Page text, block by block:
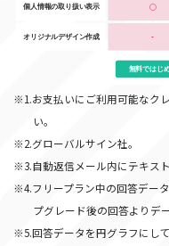
個人情報の取り扱い表示 ◯
オリジナルデザイン作成 -
無料ではじ
※1.お支払いにご利用可能なク
い。
※2.グローバルサイン社。
※3.自動返信メール内にテキス
※4.フリープラン中の回答デー
プグレード後の回答よりデ
※5.回答データを円グラフにし